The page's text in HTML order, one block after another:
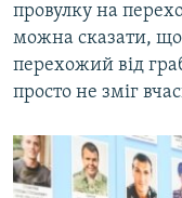
провулку на
можна сказати,
перехожий від
просто не зміг